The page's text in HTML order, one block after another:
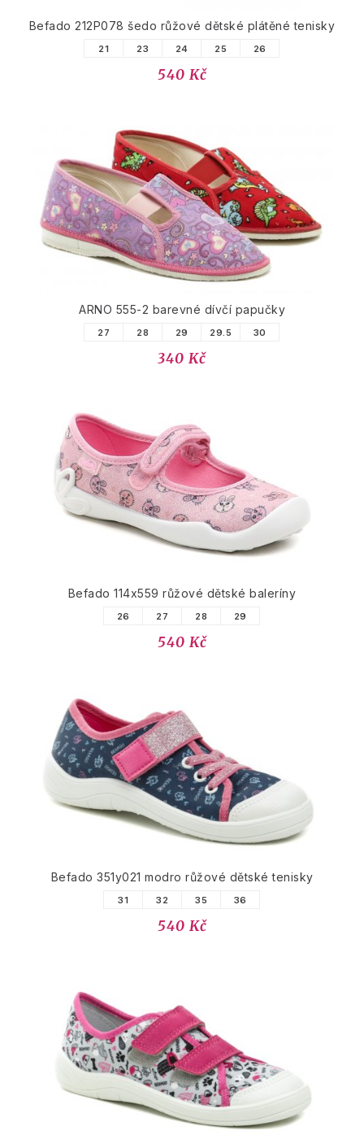
Befado 212P078 šedo růžové dětské plátěné tenisky
21 23 24 25 26
540 Kč
ARNO 555-2 barevné dívčí papučky
27 28 29 29.5 30
340 Kč
Befado 114x559 růžové dětské baleríny
26 27 28 29
540 Kč
Befado 351y021 modro růžové dětské tenisky
31 32 35 36
540 Kč